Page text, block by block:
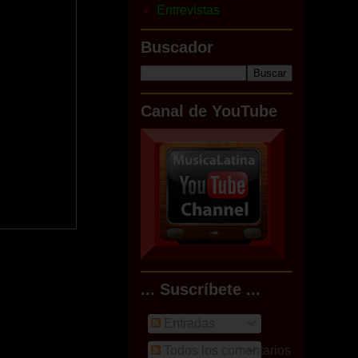
Entrevistas
Buscador
Canal de YouTube
... Suscríbete ...
Todos los comentarios